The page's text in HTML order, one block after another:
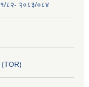
८२- २०८३/०८४
(TOR)